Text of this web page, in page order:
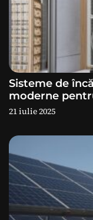
î
n
a
r
t
i
c
o
Sisteme de
moderne
21 iulie 2025